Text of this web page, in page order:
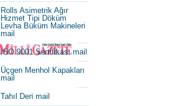
Rolls Asimetrik Ağır
Hizmet Tipi Döküm
Levha Büküm Makineleri
mail
ISO 9001 Sertifikası mail
Üçgen Menhol Kapakları
mail
Tahıl Deri mail